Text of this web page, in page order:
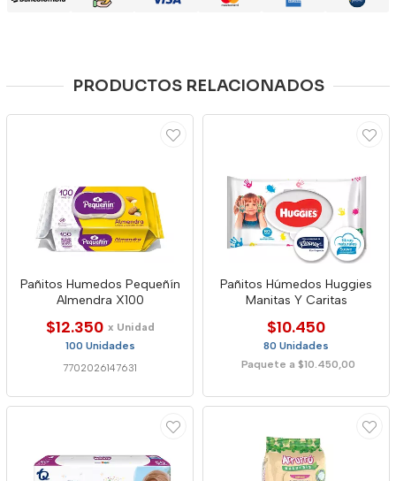
PRODUCTOS RELACIONADOS
Pañitos Humedos Pequeñín
Almendra X100
$12.350 x Unidad
100 Unidades
7702026147631
Pañitos Húmedos Huggies
Manitas Y Caritas
$10.450
80 Unidades
Paquete a $10.450,00